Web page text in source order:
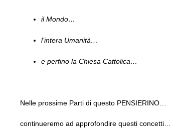
il Mondo…
l’intera Umanità…
e perfino la Chiesa Cattolica…
Nelle prossime Parti di questo PENSIERINO…
continueremo ad approfondire questi concetti…